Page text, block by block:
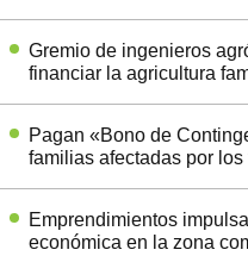
Gremio de ingenieros
financiar la agricultura
Pagan «Bono de
familias afectadas por
Emprendimientos
económica en la zona